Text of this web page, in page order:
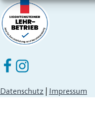
Eschen Nendeln auf
Eschen Nendeln auf
Datenschutz | Impressum